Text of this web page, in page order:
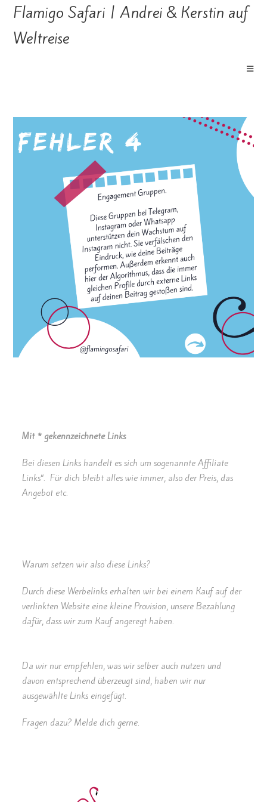
Flamigo Safari | Andrei & Kerstin auf
Weltreise
Mit * gekennzeichnete Links
Bei diesen Links handelt es sich um sogenannte Affiliate
Links“. Für dich bleibt alles wie immer, also der Preis, das
Angebot etc.
Warum setzen wir also diese Links?
Durch diese Werbelinks erhalten wir bei einem Kauf auf der
verlinkten Website eine kleine Provision, unsere Bezahlung
dafür, dass wir zum Kauf angeregt haben.
Da wir nur empfehlen, was wir selber auch nutzen und
davon entsprechend überzeugt sind, haben wir nur
ausgewählte Links eingefügt.
Fragen dazu? Melde dich gerne.